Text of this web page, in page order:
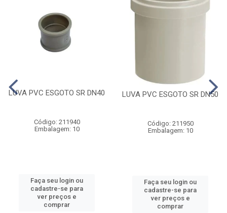
LUVA PVC ESGOTO SR DN40
Código: 211940
Embalagem: 10
Faça seu login ou
cadastre-se para
ver preços e
comprar
LUVA PVC ESGOTO SR DN50
Código: 211950
Embalagem: 10
Faça seu login ou
cadastre-se para
ver preços e
comprar